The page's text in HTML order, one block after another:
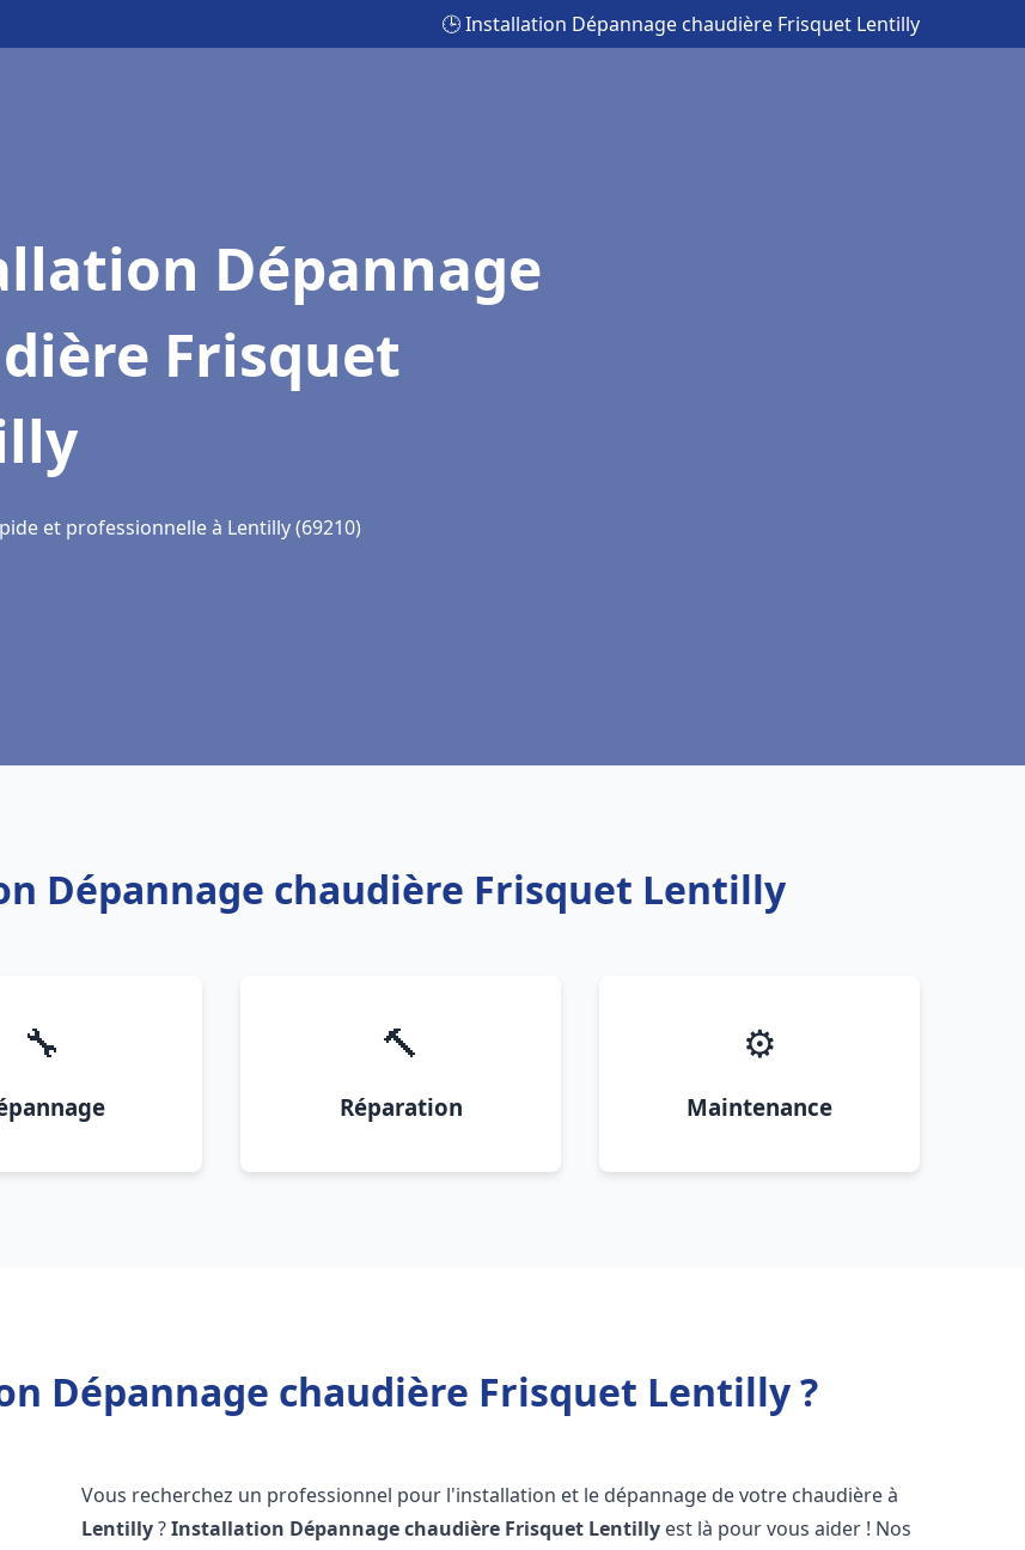
🕒 Installation Dépannage chaudière Frisquet Lentilly
Dépannage
Frisquet
et professionnelle à Lentilly (69210)
Dépannage chaudière Frisquet Lentilly
🔧 🔨
Réparation
⚙️
Maintenance
Dépannage chaudière Frisquet Lentilly ?
Vous recherchez un professionnel pour l'installation et le dépannage de votre chaudière à
Lentilly?Installation Dépannage chaudière Frisquet Lentilly est là pour vous aider ! Nos